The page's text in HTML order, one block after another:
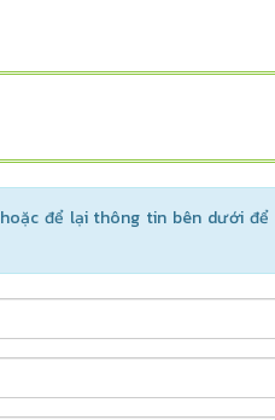
hoặc để lại thông tin bên dưới để